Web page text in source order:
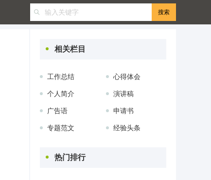
相关栏目
工作总结 心得体会
个人简介 演讲稿
广告语 申请书
专题范文 经验头条
热门排行